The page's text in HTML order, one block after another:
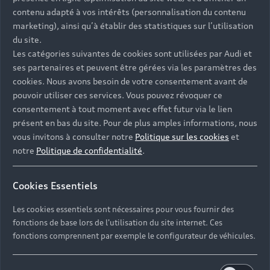
Informations et Service Clients
Accessibilité - Clients Sourds et Malentendants
Trouver mon Partenaire Audi
Berline
Avant
SUV électrique
SUV hybride
SUV
SUV compact
Financer mon Audi
Audi rent : location courte durée
Espace Client Audi Financial Services
Heycar
Voiture hybride
Voiture commerciale
Voiture de direction
SUV société
Achat véhicule de société
Flotte automobile
Entretenir et réparer mon Audi
Offres Après-Vente
Accessoires et équipements
Espace personnel myAudi
Informations client
Functions on Demand
Action de Service EA 189
Audi Assistance
Campagne de rappel Airbag Takata
Histoire du progrès
Notre vision
Nos technologies
myAudi experience
Carrières
© 2026 Audi France. Tous droits réservés.
Mentions légales
Politique sur les cookies
Gérer vos cookies
Politique de confidentialité
Système de lanceur d'alerte
Devis & RDV entretien en ligne
Opérateurs indépendants
Réseau Audi
Recevez toute l'actualité Audi
contenu adapté à vos intérêts (personnalisation du contenu
marketing), ainsi qu’à établir des statistiques sur l’utilisation
du site.
Les catégories suivantes de cookies sont utilisées par Audi et
ses partenaires et peuvent être gérées via les paramètres des
cookies. Nous avons besoin de votre consentement avant de
pouvoir utiliser ces services. Vous pouvez révoquer ce
consentement à tout moment avec effet futur via le lien
présent en bas du site. Pour de plus amples informations, nous
vous invitons à consulter notre Politique sur les cookies et
notre Politique de confidentialité.
Cookies Essentiels
Les cookies essentiels sont nécessaires pour vous fournir des
fonctions de base lors de l'utilisation du site internet. Ces
fonctions comprennent par exemple le configurateur de véhicules.